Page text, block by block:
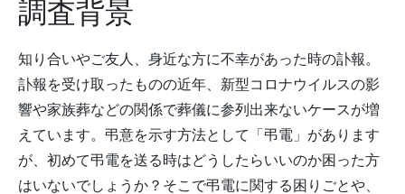
調査背景
知り合いやご友人、身近な方に不幸があった時の訃報。
訃報を受け取ったものの近年、新型コロナウイルスの影
響や家族葬などの関係で葬儀に参列出来ないケースが増
えています。弔意を示す方法として「弔電」があります
が、初めて弔電を送る時はどうしたらいいのか困った方
はいないでしょうか？そこで弔電に関する困りごとや、